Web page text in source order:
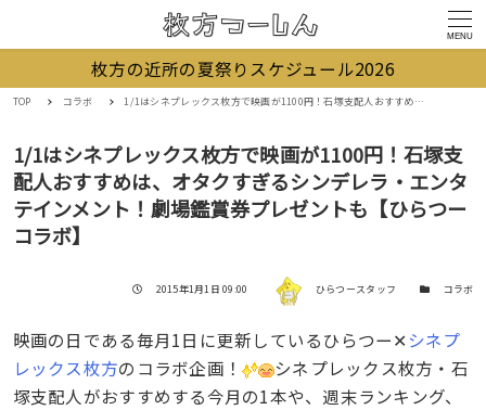
MENU
枚方の近所の夏祭りスケジュール2026
TOP コラボ 1/1はシネプレックス枚方で映画が1100円！石塚支配人おすすめは、オタクすぎるシンデレラ・エンタテインメント！劇場鑑賞券プレゼントも【ひらつーコラボ】
1/1はシネプレックス枚方で映画が1100円！石塚支
配人おすすめは、オタクすぎるシンデレラ・エンタ
テインメント！劇場鑑賞券プレゼントも【ひらつー
コラボ】
投稿日
2015年1月1日 09:00 著者 ひらつースタッフ カテゴリー
コラボ
映画の日である毎月1日に更新しているひらつー✕シネプ
レックス枚方のコラボ企画！
シネプレックス枚方・石
塚支配人がおすすめする今月の1本や、週末ランキング、